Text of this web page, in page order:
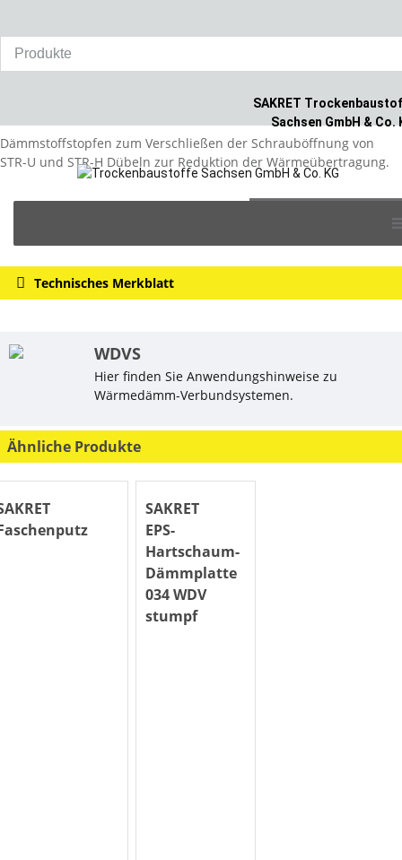
SAKRET
Sachsen GmbH & Co.
content
Dämmstoffstopfen zum Verschließen der Schrauböffnung von
STR-U und STR-H Dübeln zur Reduktion der Wärmeübertragung.
auf die Merkliste >
Technisches Merkblatt
WDVS
Hier finden Sie Anwendungshinweise zu
Wärmedämm-Verbundsystemen.
Ähnliche Produkte
SAKRET
EPS-
Hartschaum-
Dämmplatte
034 WDV
stumpf